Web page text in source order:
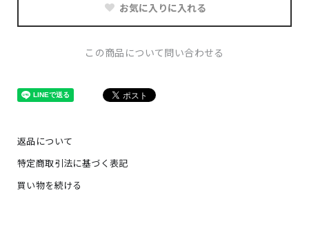
お気に入りに入れる
この商品について問い合わせる
返品について
特定商取引法に基づく表記
買い物を続ける